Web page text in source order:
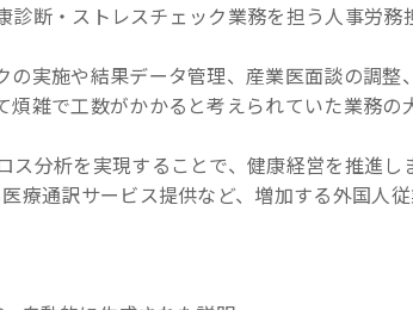
断・ストレスチェック業務を担う人事労務
実施や結果データ管理、産業医面談の調整
雑で工数がかかると考えられていた業務の
分析を実現することで、健康経営を推進し
療通訳サービス提供など、増加する外国人